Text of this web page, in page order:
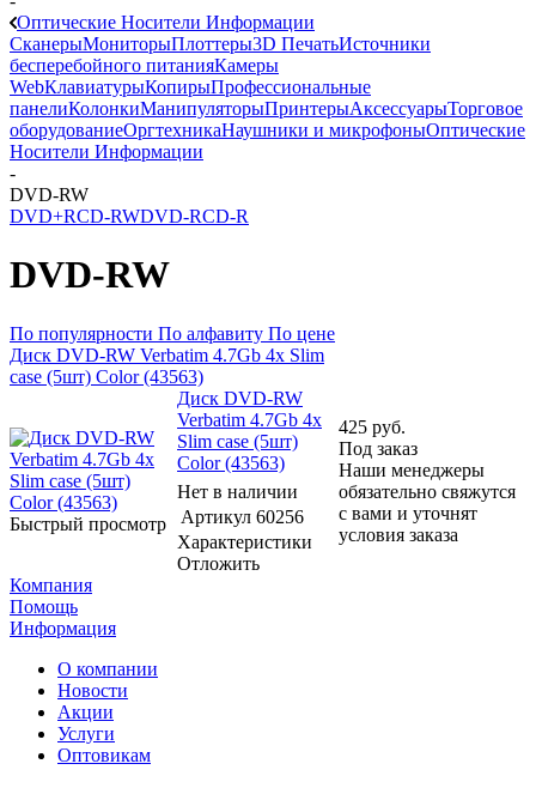
Оптические Носители Информации
СканерыМониторыПлоттеры3D ПечатьИсточники
бесперебойного питанияКамеры
WebКлавиатурыКопирыПрофессиональные
панелиКолонкиМанипуляторыПринтерыАксессуарыТорговое
оборудованиеОргтехникаНаушники и микрофоныОптические
Носители Информации
-
DVD-RW
DVD+RCD-RWDVD-RCD-R
DVD-RW
По популярности По алфавиту По цене
Диск DVD-RW Verbatim 4.7Gb 4x Slim
case (5шт) Color (43563)
Быстрый просмотр
Диск DVD-RW
Verbatim 4.7Gb 4x
Slim case (5шт)
Color (43563)
Нет в наличии
Артикул 60256
Характеристики
Отложить
425 руб.
Под заказ
Наши менеджеры
обязательно свяжутся
с вами и уточнят
условия заказа
Компания
Помощь
Информация
О компании
Новости
Акции
Услуги
Оптовикам